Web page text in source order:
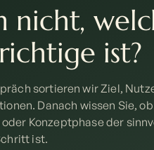
nicht,
ist?
sortieren wir Ziel,
Danach wissen Sie,
Konzeptphase der
ist.